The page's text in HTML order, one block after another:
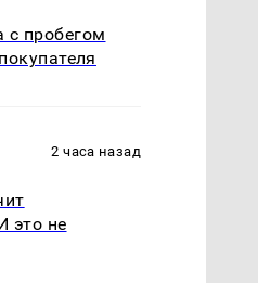
с пробегом
2 часа назад
это не